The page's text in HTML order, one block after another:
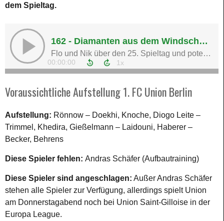
dem Spieltag.
Voraussichtliche Aufstellung 1. FC Union Berlin
Aufstellung: Rönnow – Doekhi, Knoche, Diogo Leite –
Trimmel, Khedira, Gießelmann – Laidouni, Haberer –
Becker, Behrens
Diese Spieler fehlen: Andras Schäfer (Aufbautraining)
Diese Spieler sind angeschlagen: Außer Andras Schäfer
stehen alle Spieler zur Verfügung, allerdings spielt Union
am Donnerstagabend noch bei Union Saint-Gilloise in der
Europa League.